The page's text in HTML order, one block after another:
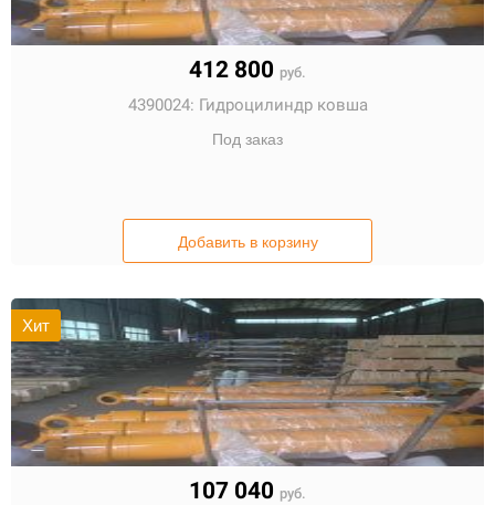
412 800 руб.
4390024: Гидроцилиндр ковша
Под заказ
Добавить в корзину
Хит
107 040 руб.